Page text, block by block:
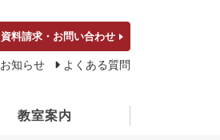
資料請求・お問い合わせ
お知らせ よくある質問
教室案内